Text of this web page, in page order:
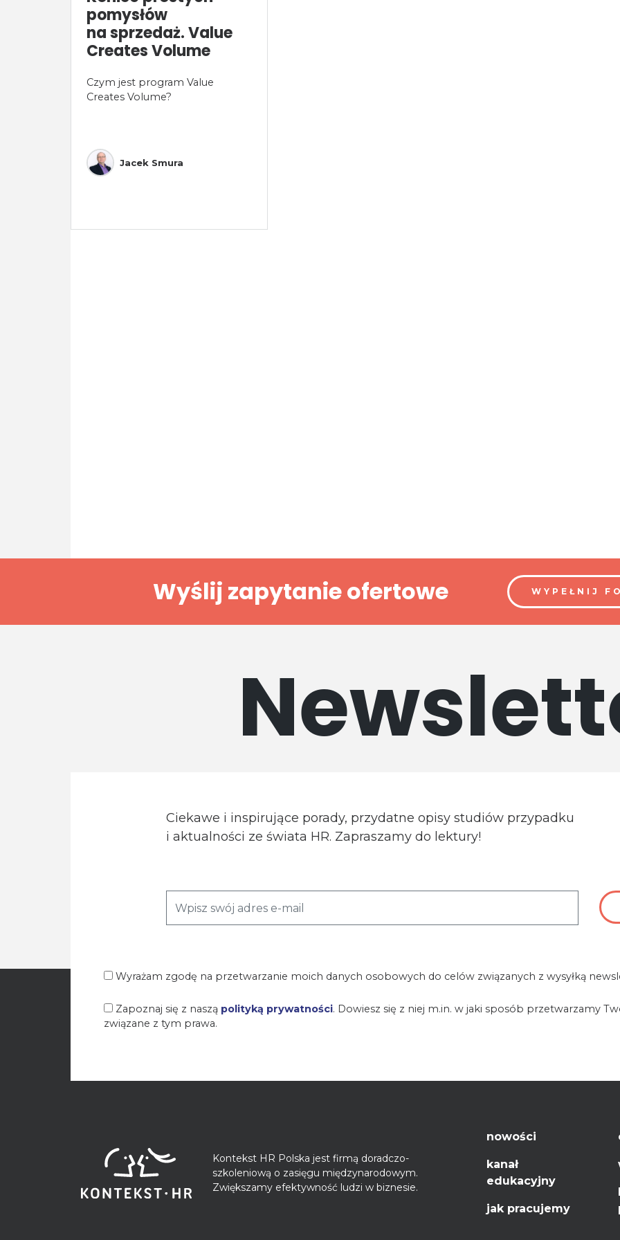
pomysłów
na sprzedaż. Value
Creates Volume
Czym jest program Value
Creates Volume?
Jacek Smura
Wyślij zapytanie ofertowe WYPEŁNIJ
Ciekawe i inspirujące porady, przydatne opisy studiów przypadku
i aktualności ze świata HR. Zapraszamy do lektury!
Wyrażam zgodę na przetwarzanie moich danych osobowych do celów związanych z wysyłką
Zapoznaj się z naszą polityką prywatności. Dowiesz się z niej m.in. w jaki sposób przetwarzamy
związane z tym prawa.
Kontekst HR Polska jest firmą doradczo-
szkoleniową o zasięgu międzynarodowym.
Zwiększamy efektywność ludzi w biznesie.
nowości
kanał
edukacyjny
jak pracujemy